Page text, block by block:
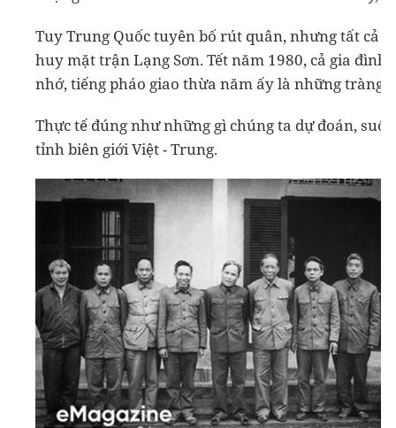
Tuy Trung Quốc tuyên bố rút quân, nhưng tất cả
huy mặt trận Lạng Sơn. Tết năm 1980, cả gia
nhớ, tiếng pháo giao thừa năm ấy là những tràng
Thực tế đúng như những gì chúng ta dự đoán,
tỉnh biên giới Việt - Trung.